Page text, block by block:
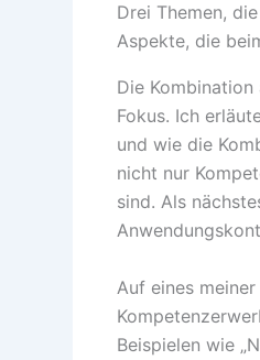
Drei Themen,
Aspekte, die
Die
Fokus. Ich
und wie die
nicht nur
sind. Als
Auf eines
Beispielen wie